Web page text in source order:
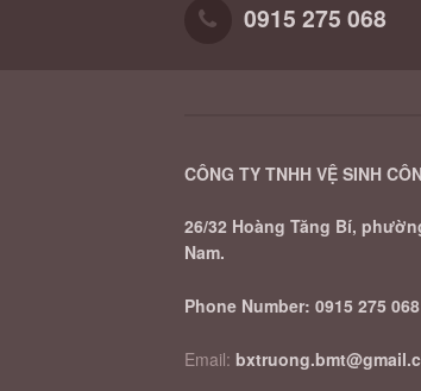
0915 275 068
CÔNG TY TNHH VỆ SINH
26/32 Hoàng Tăng Bí,
Nam.
Phone Number: 0915 275 068
Email: